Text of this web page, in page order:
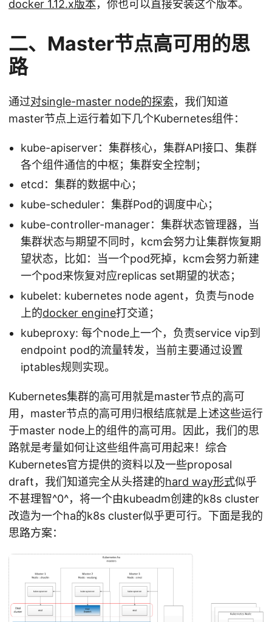
docker 1.12.x版本，你也可以直接安装这个版本。
二、Master节点高可用的思
路
通过对single-master node的探索，我们知道
master节点上运行着如下几个Kubernetes组件：
kube-apiserver：集群核心，集群API接口、集群
各个组件通信的中枢；集群安全控制；
etcd：集群的数据中心；
kube-scheduler：集群Pod的调度中心；
kube-controller-manager：集群状态管理器，当
集群状态与期望不同时，kcm会努力让集群恢复期
望状态，比如：当一个pod死掉，kcm会努力新建
一个pod来恢复对应replicas set期望的状态；
kubelet: kubernetes node agent，负责与node
上的docker engine打交道；
kubeproxy: 每个node上一个，负责service vip到
endpoint pod的流量转发，当前主要通过设置
iptables规则实现。
Kubernetes集群的高可用就是master节点的高可
用，master节点的高可用归根结底就是上述这些运行
于master node上的组件的高可用。因此，我们的思
路就是考量如何让这些组件高可用起来！综合
Kubernetes官方提供的资料以及一些proposal
draft，我们知道完全从头搭建的hard way形式似乎
不甚理智^0^，将一个由kubeadm创建的k8s cluster
改造为一个ha的k8s cluster似乎更可行。下面是我的
思路方案：